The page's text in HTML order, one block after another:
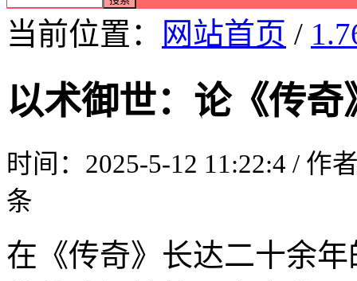
当前位置： 网站首页 /
以术御世：论《传
时间：2025-5-12 11:22:4 / 作
条
在《传奇》长达二十余